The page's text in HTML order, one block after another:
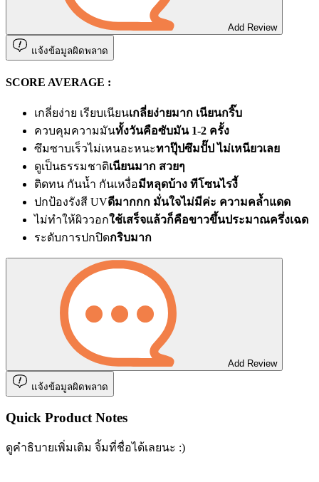
Add Review
แจ้งข้อมูลผิดพลาด
SCORE AVERAGE :
เกลี่ยง่าย เรียบเนียนเกลี่ยง่ายมาก เนียนกริ๊บ
ควบคุมความมันทั้งวันคือซับมัน 1-2 ครั้ง
ซึมซาบเร็วไม่เหนอะหนะทาปุ๊ปซึมปั๊ป ไม่เหนียวเลย
ดูเป็นธรรมชาติเนียนมาก สวยๆ
ติดทน กันน้ำ กันเหงื่อมีหลุดบ้าง ทีโซนไรงี้
ปกป้องรังสี UVดีมากกก มั่นใจไม่มีค่ะ ความคล้ำแดด
ไม่ทำให้ผิววอกใช้เสร็จแล้วก็คือขาวขึ้นประมาณครึ่งเฉด
ระดับการปกปิดกริบมาก
Add Review
แจ้งข้อมูลผิดพลาด
Quick Product Notes
ดูคำธิบายเพิ่มเติม จิ้มที่ชื่อได้เลยนะ :)